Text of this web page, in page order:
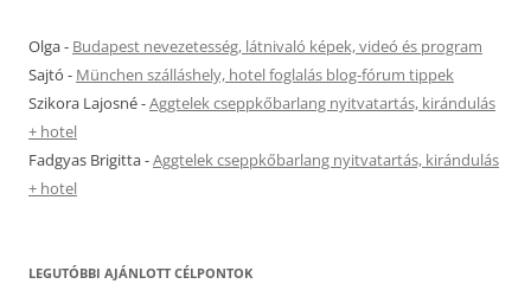
Olga- Budapest nevezetesség, látnivaló képek, videó és program
Sajtó - München szálláshely, hotel foglalás blog-fórum tippek
Szikora Lajosné-Aggtelek cseppkőbarlang nyitvatartás, kirándulás
+ hotel
Fadgyas Brigitta-Aggtelek cseppkőbarlang nyitvatartás, kirándulás
+ hotel
LEGUTÓBBI AJÁNLOTT CÉLPONTOK